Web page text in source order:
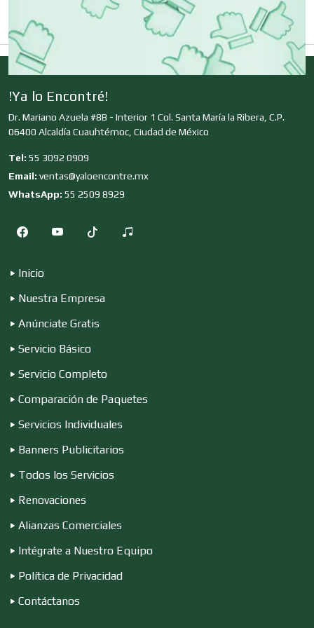
Clínicas de Belleza
Clínicas de Rehabilitación
Clínicas y Hospitales
Clubes Deportivos
Cocinas Integrales
Construcciones en General
Contadores
Control de Plagas
!Ya lo Encontré!
Dr. Mariano Azuela #8B - Interior 1 Col. Santa María la Ribera, C.P.
06400 Alcaldía Cuauhtémoc, Ciudad de México
Tel: 55 3092 0909
Email: ventas@yaloencontre.mx
WhatsApp: 55 2509 8929
Inicio
Nuestra Empresa
Anúnciate Gratis
Servicio Básico
Servicio Completo
Comparación de Paquetes
Servicios Individuales
Banners Publicitarios
Todos los Servicios
Renovaciones
Alianzas Comerciales
Intégrate a Nuestro Equipo
Política de Privacidad
Contáctanos